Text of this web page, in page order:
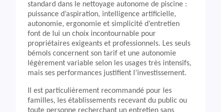
standard dans le nettoyage autonome de piscine :
puissance d’aspiration, intelligence artificielle,
autonomie, ergonomie et simplicité d’entretien
font de lui un choix incontournable pour
propriétaires exigeants et professionnels. Les seuls
bémols concernent son tarif et une autonomie
légèrement variable selon les usages très intensifs,
mais ses performances justifient l’investissement.
Il est particulièrement recommandé pour les
familles, les établissements recevant du public ou